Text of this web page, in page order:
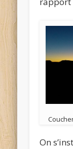
On